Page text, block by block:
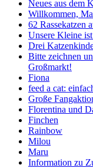
Neues aus dem
Willkommen,
62 Rassekatzen
Unsere Kleine
Drei
Bitte zeichnen
Großmarkt!
Fiona
feed a cat:
Große
Florentina und
Finchen
Rainbow
Milou
Maru
Information zu